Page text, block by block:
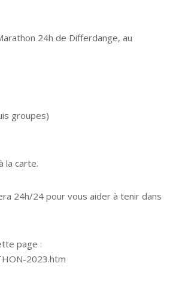
24h de Differdange, au
groupes)
la carte.
24h/24 pour vous aider à tenir dans
page :
2023.htm